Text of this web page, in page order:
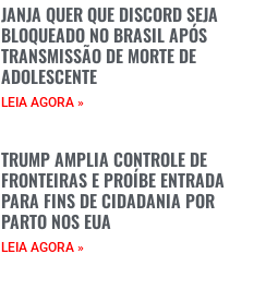
JANJA QUER QUE DISCORD SEJA
BLOQUEADO NO BRASIL APÓS
TRANSMISSÃO DE MORTE DE
ADOLESCENTE
LEIA AGORA »
TRUMP AMPLIA CONTROLE DE
FRONTEIRAS E PROÍBE ENTRADA
PARA FINS DE CIDADANIA POR
PARTO NOS EUA
LEIA AGORA »